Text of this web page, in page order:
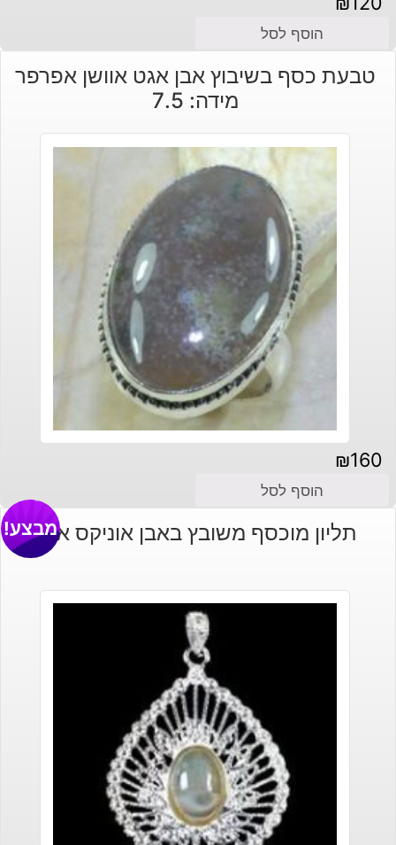
הוסף לסל
טבעת כסף בשיבוץ אבן אגט אוושן אפרפר
מידה: 7.5
₪160
הוסף לסל
תליון מוכסף משובץ באבן אוניקס אגטמבצע!